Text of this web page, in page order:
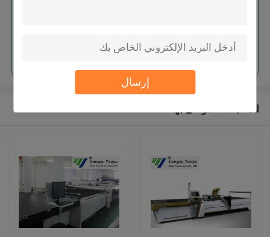
إرسال
استمر
المنتجات الموصى بها